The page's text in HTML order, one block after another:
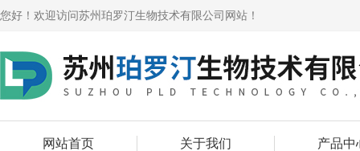
您好！欢迎访问苏州珀罗汀生物技术有限公司网站！
网站首页 关于我们 产品中